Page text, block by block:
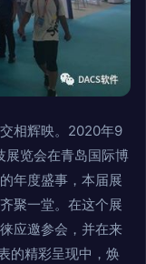
相辉映。2020年9
展览会在青岛国际博
年度盛事，本届展
聚一堂。在这个展
应邀参会，并在来
的精彩呈现中，焕